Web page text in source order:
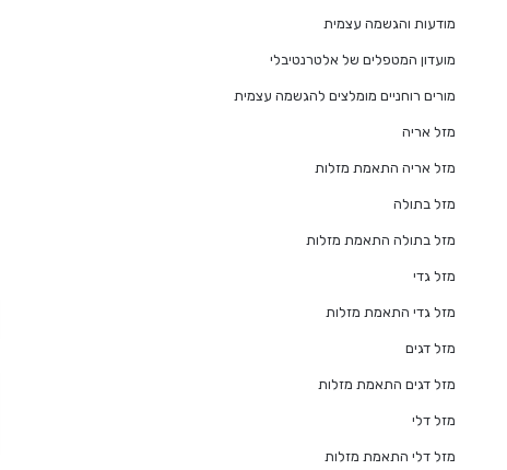
מודעות והגשמה עצמית
מועדון המטפלים של אלטרנטיבלי
מורים רוחניים מומלצים להגשמה עצמית
מזל אריה
מזל אריה התאמת מזלות
מזל בתולה
מזל בתולה התאמת מזלות
מזל גדי
מזל גדי התאמת מזלות
מזל דגים
מזל דגים התאמת מזלות
מזל דלי
מזל דלי התאמת מזלות